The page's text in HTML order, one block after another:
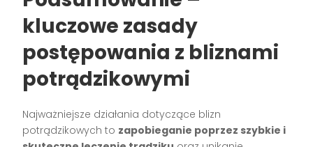
kluczowe zasady
postępowania z bliznami
potrądzikowymi
Najważniejsze działania dotyczące blizn
potrądzikowych to zapobieganie poprzez szybkie i